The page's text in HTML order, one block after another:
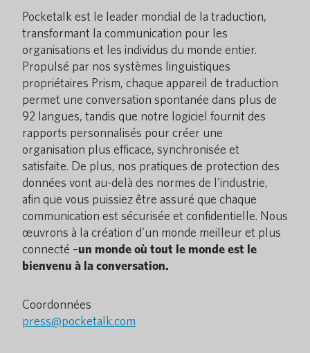
Pocketalk est le leader mondial de la traduction,
transformant la communication pour les
organisations et les individus du monde entier.
Propulsé par nos systèmes linguistiques
propriétaires Prism, chaque appareil de traduction
permet une conversation spontanée dans plus de
92 langues, tandis que notre logiciel fournit des
rapports personnalisés pour créer une
organisation plus efficace, synchronisée et
satisfaite. De plus, nos pratiques de protection des
données vont au-delà des normes de l'industrie,
afin que vous puissiez être assuré que chaque
communication est sécurisée et confidentielle. Nous
œuvrons à la création d'un monde meilleur et plus
connecté –un monde où tout le monde est le
bienvenu à la conversation.
Coordonnées
press@pocketalk.com